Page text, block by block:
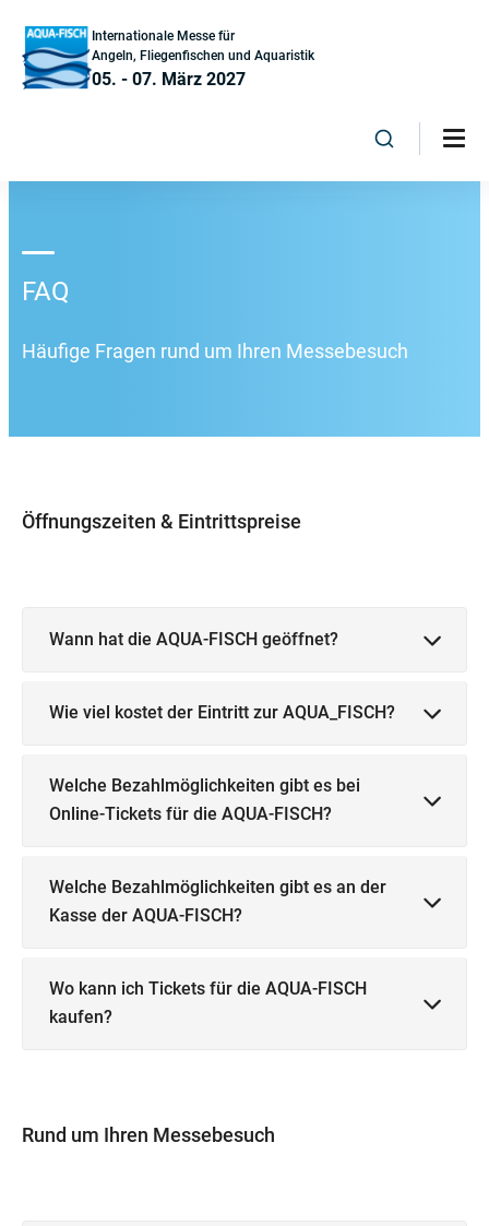
Internationale Messe für
Angeln, Fliegenfischen und Aquaristik
05. - 07. März 2027
FAQ
Häufige Fragen rund um Ihren Messebesuch
Öffnungszeiten & Eintrittspreise
Wann hat die AQUA-FISCH geöffnet?
Wie viel kostet der Eintritt zur AQUA_FISCH?
Welche Bezahlmöglichkeiten gibt es bei
Online-Tickets für die AQUA-FISCH?
Welche Bezahlmöglichkeiten gibt es an der
Kasse der AQUA-FISCH?
Wo kann ich Tickets für die AQUA-FISCH
kaufen?
Rund um Ihren Messebesuch